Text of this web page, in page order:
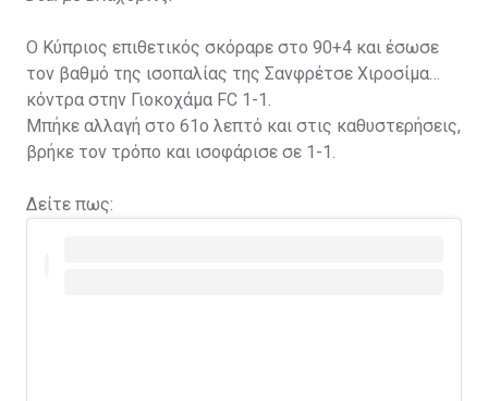
Ο Κύπριος επιθετικός σκόραρε στο 90+4 και έσωσε
τον βαθμό της ισοπαλίας της Σανφρέτσε Χιροσίμα
κόντρα στην Γιοκοχάμα FC 1-1.
Μπήκε αλλαγή στο 61ο λεπτό και στις καθυστερήσεις,
βρήκε τον τρόπο και ισοφάρισε σε 1-1.
Δείτε πως: